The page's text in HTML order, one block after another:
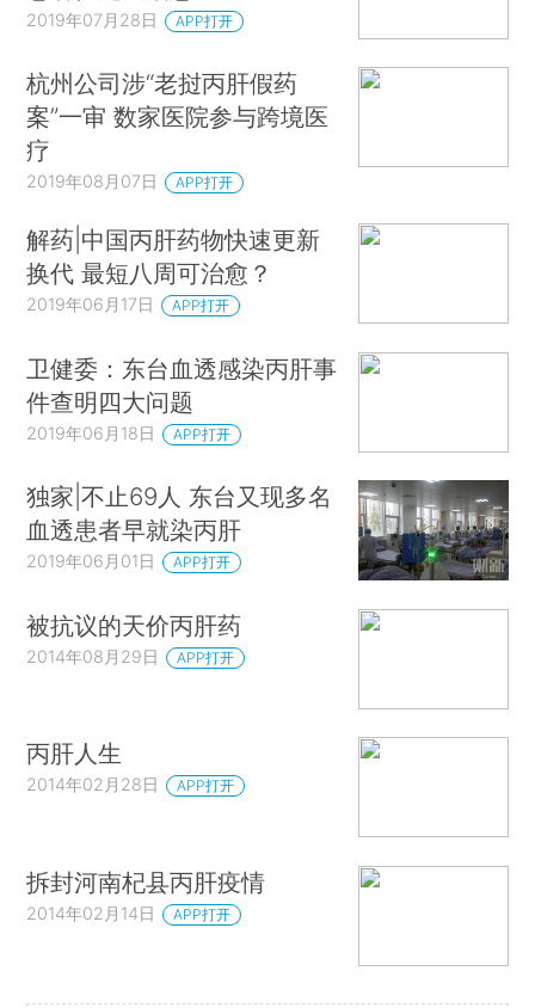
2019年07月28日 APP打开
杭州公司涉“老挝丙肝假药
案”一审 数家医院参与跨境医
疗
2019年08月07日 APP打开
解药|中国丙肝药物快速更新
换代 最短八周可治愈？
2019年06月17日 APP打开
卫健委：东台血透感染丙肝事
件查明四大问题
2019年06月18日 APP打开
独家|不止69人 东台又现多名
血透患者早就染丙肝
2019年06月01日 APP打开
被抗议的天价丙肝药
2014年08月29日 APP打开
丙肝人生
2014年02月28日 APP打开
拆封河南杞县丙肝疫情
2014年02月14日 APP打开